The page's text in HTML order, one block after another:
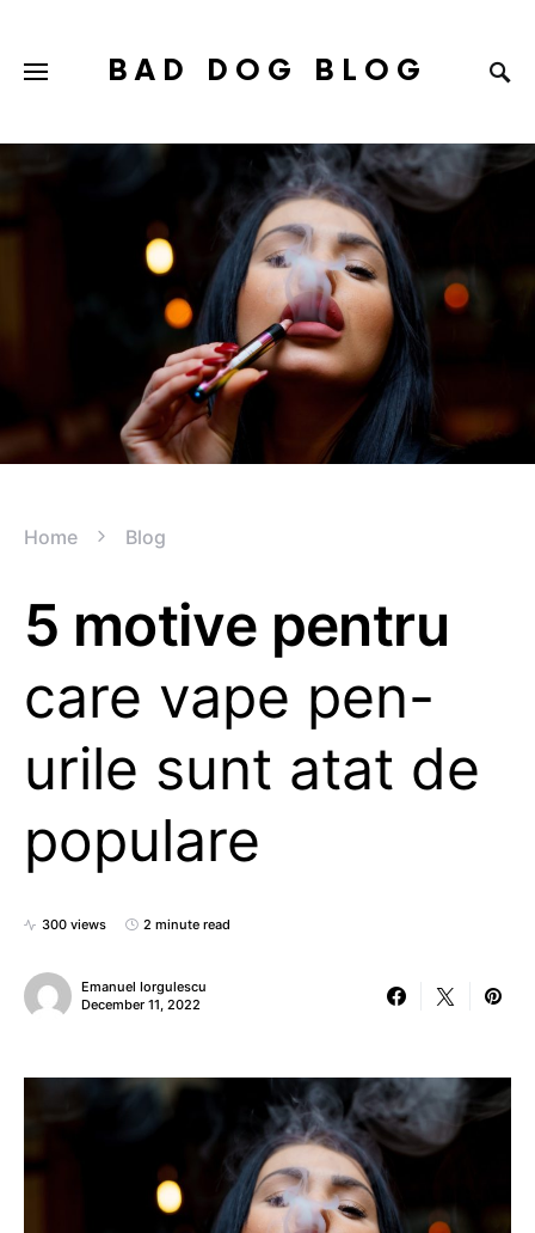
BAD DOG BLOG
Home Blog
5 motive pentru
care vape pen-
urile sunt atat de
populare
300 views 2 minute read
Emanuel Iorgulescu
December 11, 2022